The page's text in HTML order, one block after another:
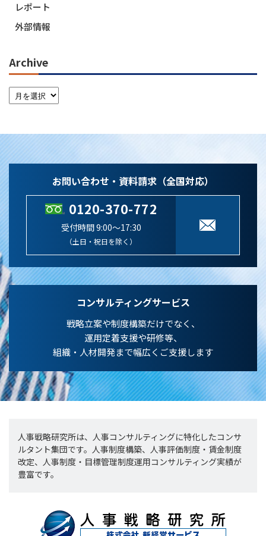
レポート
外部情報
Archive
お問い合わせ・資料請求（全国対応）
0120-370-772
受付時間 9:00～17:30
（土日・祝日を除く）
コンサルティングサービス
戦略立案や制度構築だけでなく、
運用定着支援や研修等、
組織・人材開発まで幅広くご支援します
人事戦略研究所は、人事コンサルティングに特化したコンサ
ルタント集団です。人事制度構築、人事評価制度・賃金制度
改定、人事制度・目標管理制度運用コンサルティング実績が
豊富です。